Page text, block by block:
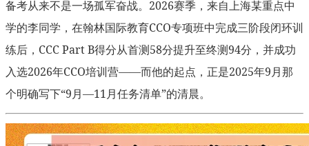
备考从来不是一场孤军奋战。2026赛季，来自上海某重点中
学的李同学，在翰林国际教育CCO专项班中完成三阶段闭环训
练后，CCC Part B得分从首测58分提升至终测94分，并成功
入选2026年CCO培训营——而他的起点，正是2025年9月那
个明确写下“9月—11月任务清单”的清晨。